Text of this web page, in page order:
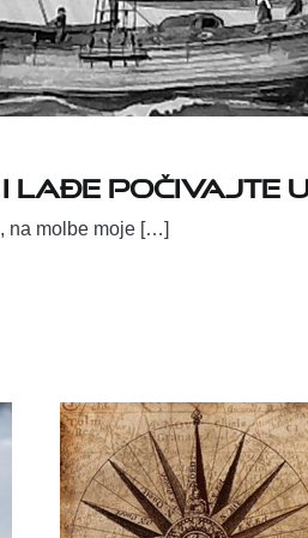
lađe počivajte
na molbe moje […]